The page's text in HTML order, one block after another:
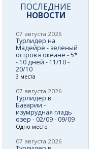
ПОСЛЕДНИЕ
НОВОСТИ
07 августа 2026
Турлидер на
Мадейре - зеленый
остров в океане - 5*
- 10 дней - 11/10 -
20/10
3 места
07 августа 2026
Турлидер в
Баварии -
изумрудная гладь
озер - 02/09 - 09/09
Одно место
07 августа 2026